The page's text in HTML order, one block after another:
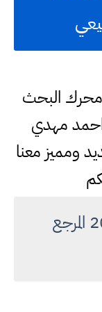
محرك البحث
احمد مهدي
ومميز معنا
امساكية شهر رمضان 2022 المرجع